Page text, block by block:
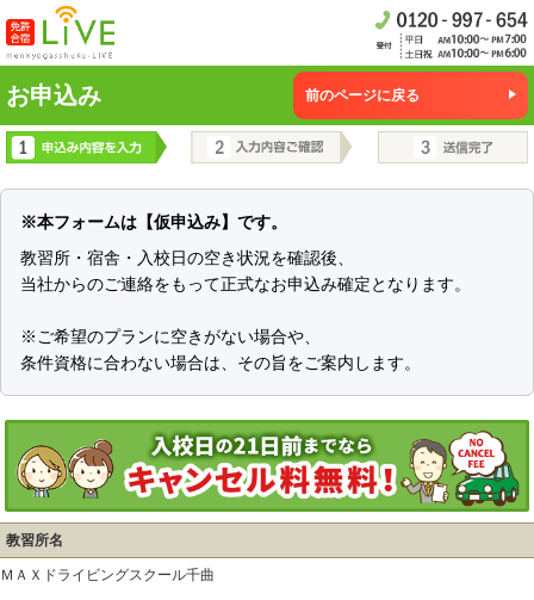
お申込み 前のページに戻る
※本フォームは【仮申込み】です。
教習所・宿舎・入校日の空き状況を確認後、
当社からのご連絡をもって正式なお申込み確定となります。
※ご希望のプランに空きがない場合や、
条件資格に合わない場合は、その旨をご案内します。
教習所名
ＭＡＸドライビングスクール千曲